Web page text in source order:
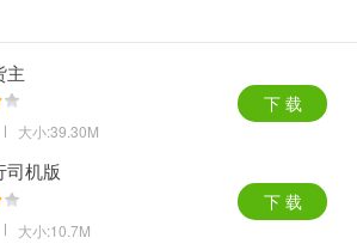
主
大小:39.30M
下 载
司机版
大小:10.7M
下 载